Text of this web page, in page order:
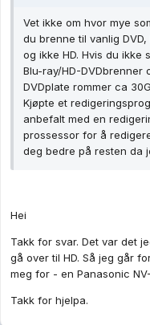
Vet ikke om hvor mye
du brenne til vanlig
og ikke HD. Hvis du ikke
Blu-ray/HD-DVDbrenner
DVDplate rommer ca
Kjøpte et
anbefalt med en
prossessor for å
deg bedre på resten da
Hei
Takk for svar. Det var det
gå over til HD. Så jeg går
meg for - en Panasonic
Takk for hjelpa.